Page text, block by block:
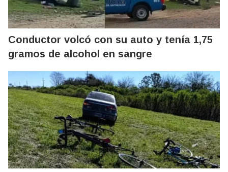
Conductor volcó con su auto y tenía 1,75
gramos de alcohol en sangre